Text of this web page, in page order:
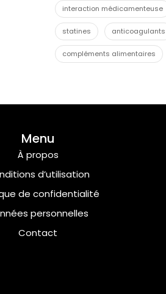
interaction médicamenteuse
statines anticoagulants
compléments alimentaires
Menu
À propos
d’utilisation
de confidentialité
personnelles
Contact